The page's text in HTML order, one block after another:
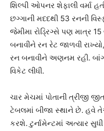
શિલ્પી ઓપનર શેફાલી વર્મા
છગ્ગાની મદદથી 53 રનની
જેમીમા રોડ્રિગ્સે પણ માત્ર
બનાવીને રન રેટ જાળવી
રન બનાવીને અણનમ રહી.
વિકેટ લીધી.
ચાર મેચમાં પોતાની ત્રીજી
ટેબલમાં બીજા સ્થાને છે. હવે
કરશે. ટુર્નામેન્ટમાં અત્યાર